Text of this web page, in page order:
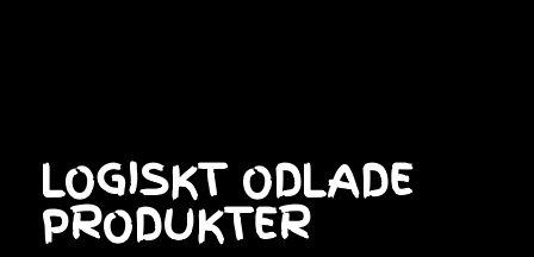
LOGISKT ODLADE
PRODUKTER